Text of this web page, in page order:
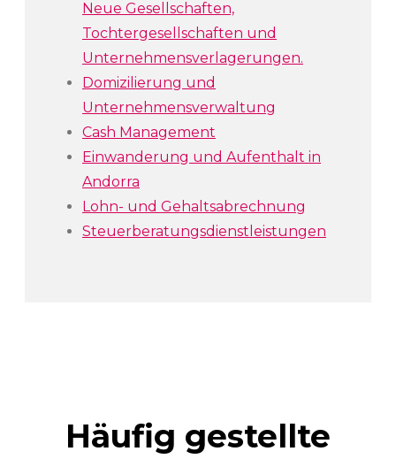
Neue Gesellschaften,
Tochtergesellschaften und
Unternehmensverlagerungen.
Domizilierung und
Unternehmensverwaltung
Cash Management
Einwanderung und Aufenthalt in
Andorra
Lohn- und Gehaltsabrechnung
Steuerberatungsdienstleistungen
Häufig gestellte